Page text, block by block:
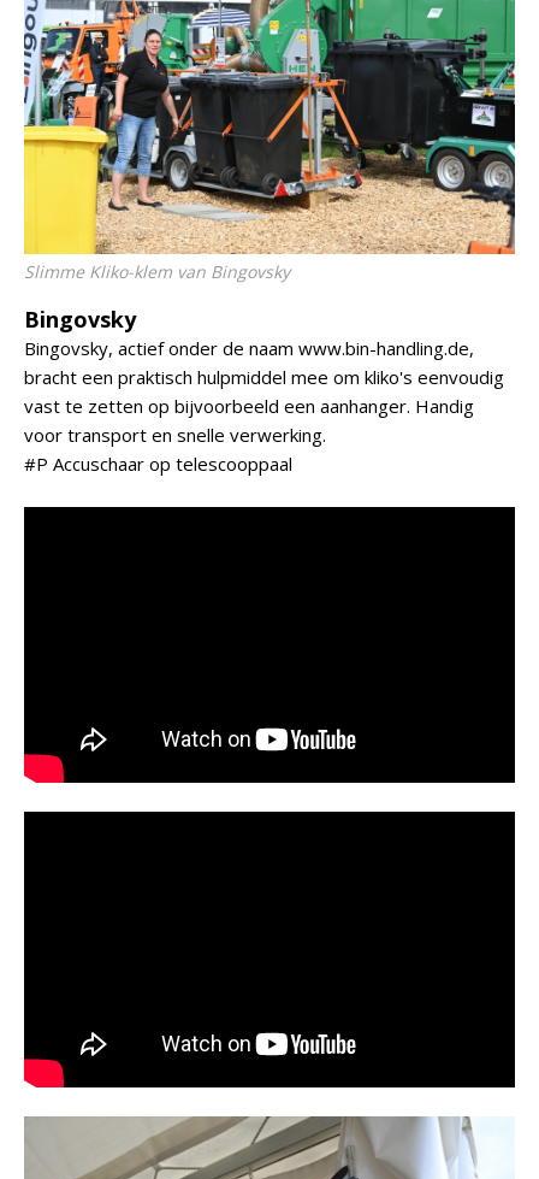
Slimme Kliko-klem van Bingovsky
Bingovsky
Bingovsky, actief onder de naam www.bin-handling.de,
bracht een praktisch hulpmiddel mee om kliko's eenvoudig
vast te zetten op bijvoorbeeld een aanhanger. Handig
voor transport en snelle verwerking.
#P Accuschaar op telescooppaal